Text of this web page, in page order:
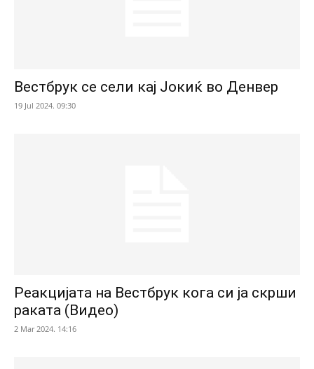
Вестбрук се сели кај Јокиќ во Денвер
19 Jul 2024. 09:30
Реакцијата на Вестбрук кога си ја скрши
раката (Видео)
2 Mar 2024. 14:16